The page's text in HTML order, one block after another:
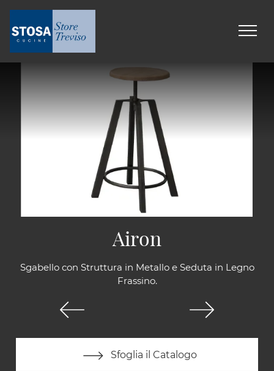
Sgabello con Struttura in Metallo e Seduta in Legno
Frassino.
Sfoglia il Catalogo
Airon